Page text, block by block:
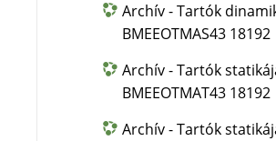
Archív - Tartók
BMEEOTMAS43 18192
Archív - Tartók
BMEEOTMAT43 18192
Archív - Tartók